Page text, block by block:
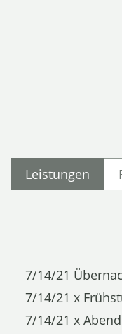
Leistungen
7/14/21
7/14/21 x
7/14/21 x